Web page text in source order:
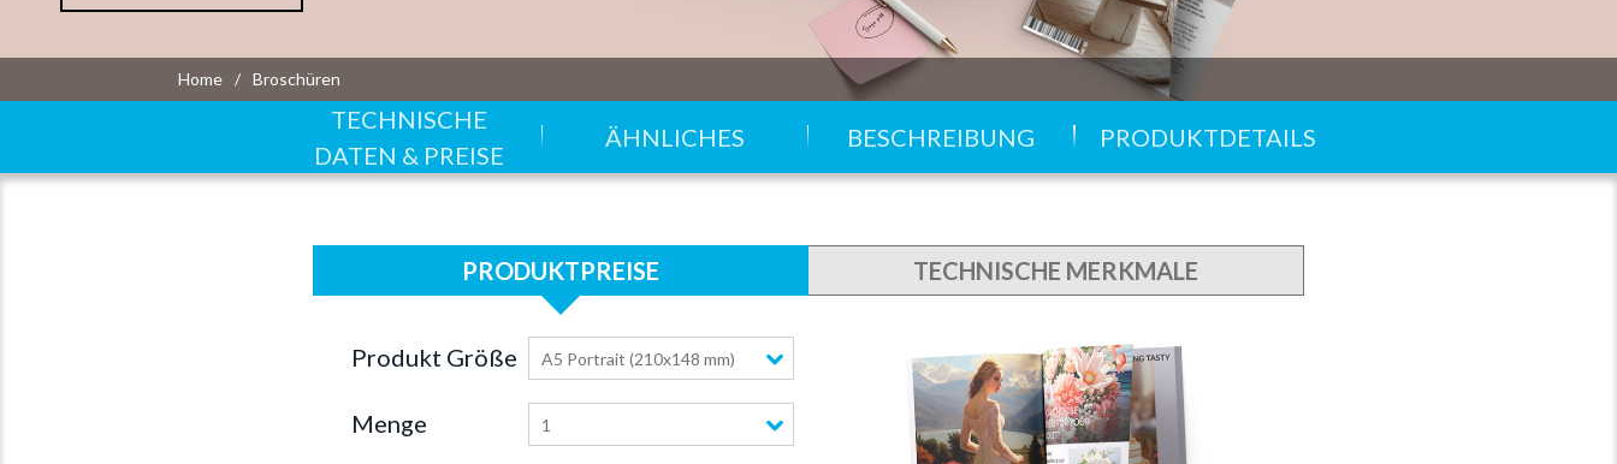
Home Broschüren
TECHNISCHE
DATEN & PREISE
ÄHNLICHES BESCHREIBUNG PRODUKTDETAILS
PRODUKTPREISE TECHNISCHE MERKMALE
Produkt Größe A5 Portrait (210x148 mm)
Menge 1